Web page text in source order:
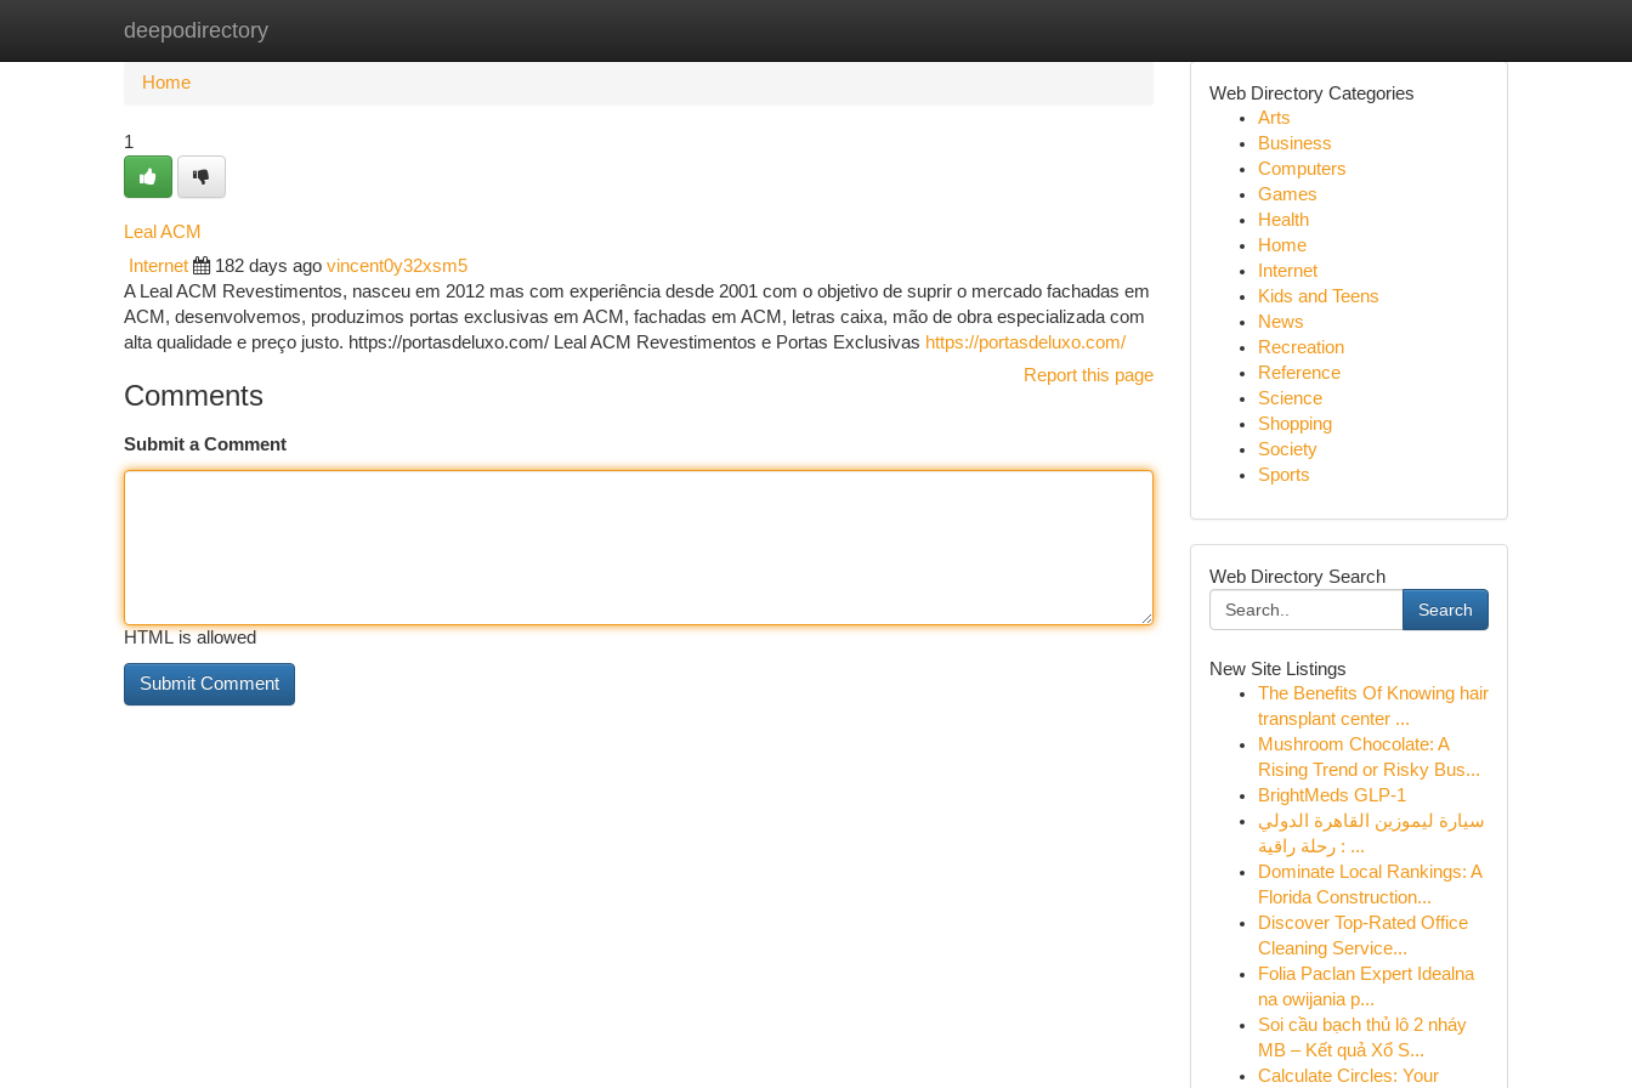
deepodirectory
Home New Site Listings
Home
1
Leal ACM
Internet 182 days ago vincent0y32xsm5
A Leal ACM Revestimentos, nasceu em 2012 mas com experiência desde 2001 com o objetivo de suprir o mercado fachadas em
ACM, desenvolvemos, produzimos portas exclusivas em ACM, fachadas em ACM, letras caixa, mão de obra especializada com
alta qualidade e preço justo. https://portasdeluxo.com/ Leal ACM Revestimentos e Portas Exclusivas https://portasdeluxo.com/
Report this page
Comments
Submit a Comment
HTML is allowed
Web Directory Categories
Arts
Business
Computers
Games
Health
Home
Internet
Kids and Teens
News
Recreation
Reference
Science
Shopping
Society
Sports
Web Directory Search
Search
New Site Listings
The Benefits Of Knowing hair
transplant center ...
Mushroom Chocolate: A
Rising Trend or Risky Bus...
BrightMeds GLP-1
سيارة ليموزين القاهرة الدولي
: رحلة راقية ...
Dominate Local Rankings: A
Florida Construction...
Discover Top-Rated Office
Cleaning Service...
Folia Paclan Expert Idealna
na owijania p...
Soi cầu bạch thủ lô 2 nháy
MB – Kết quả Xổ S...
Calculate Circles: Your